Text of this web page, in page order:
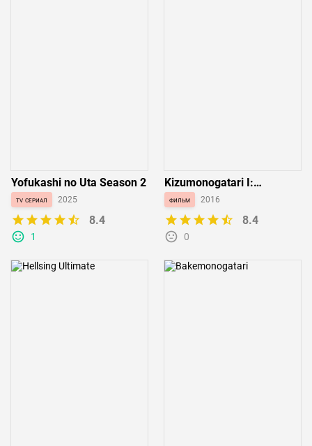
Yofukashi no Uta Season 2
tv сериал 2025
8.4
1
Kizumonogatari I:
Tekketsu-hen
фильм 2016
8.4
0